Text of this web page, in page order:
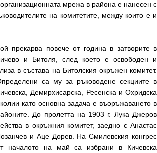
мрежа в района е нанесен с
на комитетите, между които е и
прекарва повече от година в затворите в
и Битоля, след което е освободен и
в състава на Битолския окръжен комитет.
са му за ръководене секциите в
Демирхисарска, Ресенска и Охридска
като основна задача е въоръжаването в
До пролетта на 1903 г. Лука Джеров
в окръжния комитет, заедно с Анастас
и Аце Дорев. На Смилевския конгрес
началото на май са избрани в Кичевска